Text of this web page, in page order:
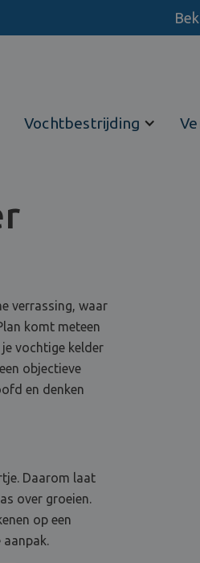
Vochtbestrijding
verrassing, waar
komt meteen
vochtige kelder
objectieve
en denken
Daarom laat
over groeien.
op een